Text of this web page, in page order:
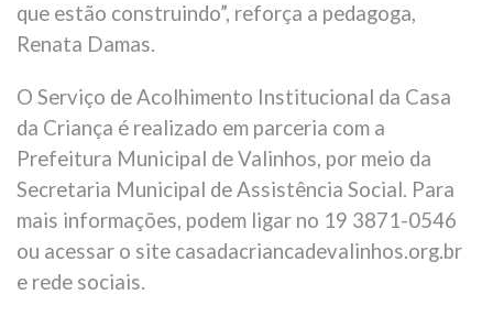
que estão construindo”, reforça a pedagoga,
Renata Damas.
O Serviço de Acolhimento Institucional da Casa
da Criança é realizado em parceria com a
Prefeitura Municipal de Valinhos, por meio da
Secretaria Municipal de Assistência Social. Para
mais informações, podem ligar no 19 3871-0546
ou acessar o site casadacriancadevalinhos.org.br
e rede sociais.